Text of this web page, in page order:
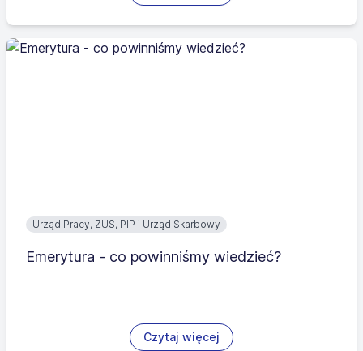
Urząd Pracy, ZUS, PIP i Urząd Skarbowy
Emerytura - co powinniśmy wiedzieć?
Czytaj więcej